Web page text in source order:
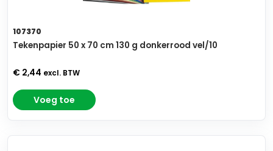
107370
Tekenpapier 50 x 70 cm 130 g donkerrood vel/10
€ 2,44 excl. BTW
Voeg toe